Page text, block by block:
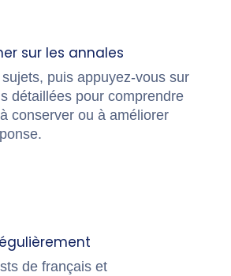
sur les annales
puis appuyez-vous sur
détaillées pour comprendre
conserver ou à améliorer
de français et